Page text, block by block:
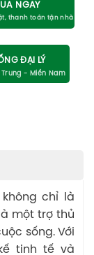
NGAY
ĐẠI LÝ
không chỉ là
một trợ thủ
sống. Với
tinh tế và